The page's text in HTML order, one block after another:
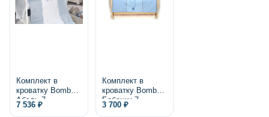
Комплект в
кроватку Bombus
Абэль 7
предметов
7 536 ₽
Комплект в
кроватку Bombus
Бабочки 7
предметов
3 700 ₽